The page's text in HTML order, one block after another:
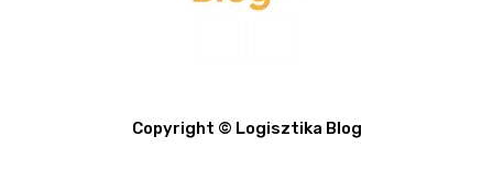
Copyright © Logisztika Blog